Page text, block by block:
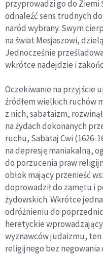
przyprowadzi go do Ziemi
odnaleźć sens trudnych
naród wybrany. Swym
na świat Mesjaszowi,
Jednocześnie
wkrótce nadejdzie i
Oczekiwanie na przyjście
źródłem wielkich ruchów
z nich, sabataizm,
na żydach dokonanych
ruchu, Sabataj Cwi
na depresję maniakalną,
do porzucenia praw
obłok mający przenieść
doprowadził do zamętu i
żydowskich. Wkrótce
odróżnieniu do
heretyckie
wyznawców judaizmu, ten
religijnego bez